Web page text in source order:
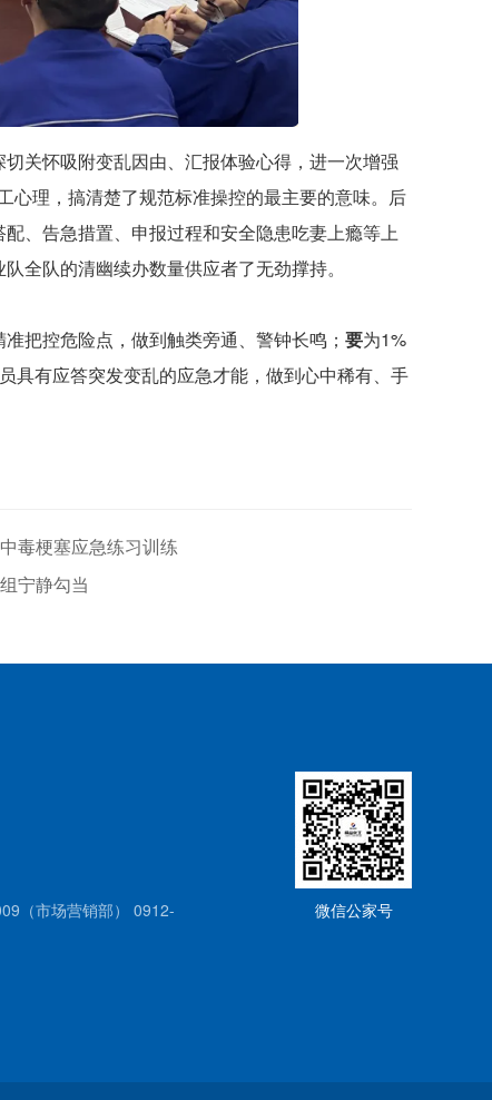
关怀吸附变乱因由、汇报体验心得，进一次增强
心理，搞清楚了规范标准操控的最主要的意味。后
、告急措置、申报过程和安全隐患吃妻上瘾等上
全队的清幽续办数量供应者了无劲撑持。
把控危险点，做到触类旁通、警钟长鸣； 要为1%
具有应答突发变乱的应急才能，做到心中稀有、手
毒梗塞应急练习训练
宁静勾当
微信公家号
（市场营销部） 0912-